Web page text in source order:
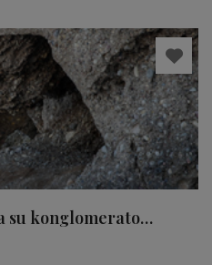
su konglomerato